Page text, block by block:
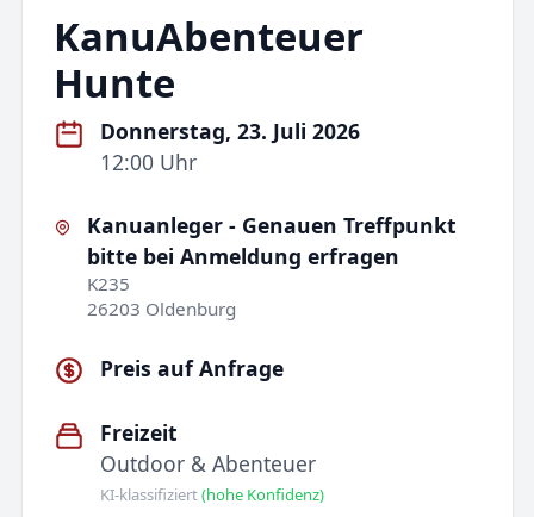
KanuAbenteuer
Hunte
Donnerstag, 23. Juli 2026
12:00 Uhr
Kanuanleger - Genauen Treffpunkt
bitte bei Anmeldung erfragen
K235
26203 Oldenburg
Preis auf Anfrage
Freizeit
Outdoor & Abenteuer
KI-klassifiziert(hohe Konfidenz)